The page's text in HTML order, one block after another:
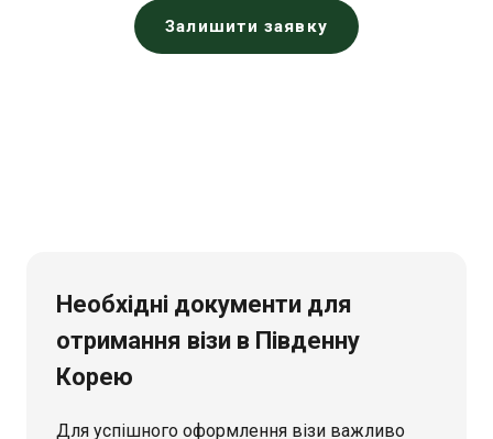
Залишити заявку
Необхідні документи для
отримання візи в Південну
Корею
Для успішного оформлення візи важливо